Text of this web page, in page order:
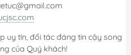
uy tín, đối tác đáng tin cậy song
của Quý khách!